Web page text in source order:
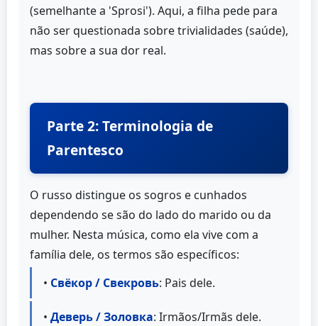
(semelhante a 'Sprosi'). Aqui, a filha pede para
não ser questionada sobre trivialidades (saúde),
mas sobre a sua dor real.
Parte 2: Terminologia de
Parentesco
O russo distingue os sogros e cunhados
dependendo se são do lado do marido ou da
mulher. Nesta música, como ela vive com a
família dele, os termos são específicos:
• Свёкор / Свекровь: Pais dele.
• Деверь / Золовка: Irmãos/Irmãs dele.